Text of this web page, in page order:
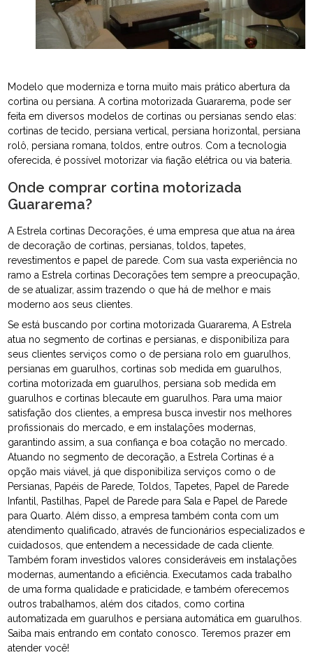
Modelo que moderniza e torna muito mais prático abertura da
cortina ou persiana. A cortina motorizada Guararema, pode ser
feita em diversos modelos de cortinas ou persianas sendo elas:
cortinas de tecido, persiana vertical, persiana horizontal, persiana
rolô, persiana romana, toldos, entre outros. Com a tecnologia
oferecida, é possível motorizar via fiação elétrica ou via bateria.
Onde comprar cortina motorizada
Guararema?
A Estrela cortinas Decorações, é uma empresa que atua na área
de decoração de cortinas, persianas, toldos, tapetes,
revestimentos e papel de parede. Com sua vasta experiência no
ramo a Estrela cortinas Decorações tem sempre a preocupação,
de se atualizar, assim trazendo o que há de melhor e mais
moderno aos seus clientes.
Se está buscando por cortina motorizada Guararema, A Estrela
atua no segmento de cortinas e persianas, e disponibiliza para
seus clientes serviços como o de persiana rolo em guarulhos,
persianas em guarulhos, cortinas sob medida em guarulhos,
cortina motorizada em guarulhos, persiana sob medida em
guarulhos e cortinas blecaute em guarulhos. Para uma maior
satisfação dos clientes, a empresa busca investir nos melhores
profissionais do mercado, e em instalações modernas,
garantindo assim, a sua confiança e boa cotação no mercado.
Atuando no segmento de decoração, a Estrela Cortinas é a
opção mais viável, já que disponibiliza serviços como o de
Persianas, Papéis de Parede, Toldos, Tapetes, Papel de Parede
Infantil, Pastilhas, Papel de Parede para Sala e Papel de Parede
para Quarto. Além disso, a empresa também conta com um
atendimento qualificado, através de funcionários especializados e
cuidadosos, que entendem a necessidade de cada cliente.
Também foram investidos valores consideráveis em instalações
modernas, aumentando a eficiência. Executamos cada trabalho
de uma forma qualidade e praticidade, e também oferecemos
outros trabalhamos, além dos citados, como cortina
automatizada em guarulhos e persiana automática em guarulhos.
Saiba mais entrando em contato conosco. Teremos prazer em
atender você!